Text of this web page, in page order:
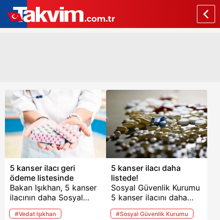
5 kanser ilacı geri
ödeme listesinde
Bakan Işıkhan, 5 kanser
ilacının daha Sosyal
Güvenlik Kurumu’nun
(SGK) geri ödeme
#Vedat Işıkhan
5 kanser ilacı daha
listede!
Sosyal Güvenlik Kurumu
5 kanser ilacını daha
geri ödeme listesine
aldı. Kararı duyuran
#Sosyal Güvenlik Kurumu